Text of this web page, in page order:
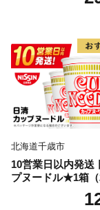
北海道千歳市
10営業日以内発送
プヌードル★1箱（